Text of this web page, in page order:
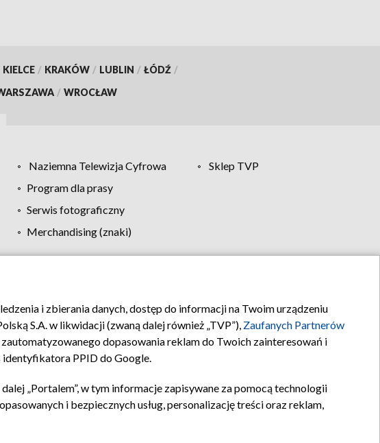
KIELCE / KRAKÓW / LUBLIN / ŁÓDŹ /
/ WROCŁAW
Naziemna Telewizja Cyfrowa
Sklep TVP
Program dla prasy
Serwis fotograficzny
Merchandising (znaki)
Biuro reklamy Kontakt
i zbierania danych, dostęp do informacji na Twoim urządzeniu
S.A. w likwidacji (zwaną dalej również „TVP”), Zaufanych Partnerów
dopasowania reklam do Twoich zainteresowań i
identyfikatora PPID do Google.
„Portalem”, w tym informacje zapisywane za pomocą technologii
i bezpiecznych usług, personalizację treści oraz reklam,